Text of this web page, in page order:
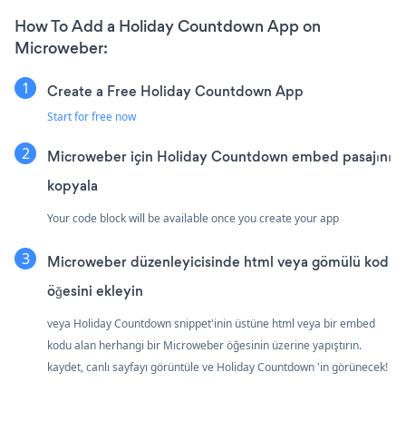
How To Add a Holiday Countdown App on
Microweber:
Create a Free Holiday Countdown App
Start for free now
Microweber için Holiday Countdown embed pasajını
kopyala
Your code block will be available once you create your app
Microweber düzenleyicisinde html veya gömülü kod
öğesini ekleyin
veya Holiday Countdown snippet'inin üstüne html veya bir embed
kodu alan herhangi bir Microweber öğesinin üzerine yapıştırın.
kaydet, canlı sayfayı görüntüle ve Holiday Countdown 'in görünecek!